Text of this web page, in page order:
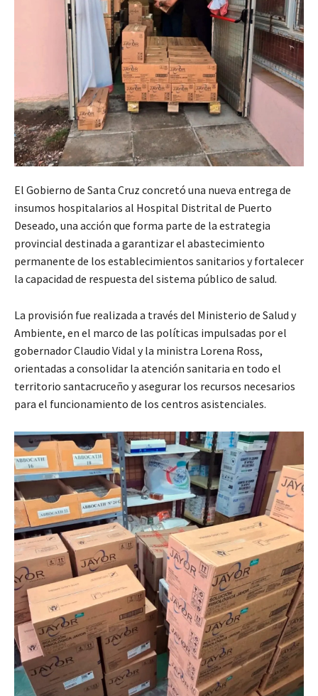
El Gobierno de Santa Cruz concretó una nueva entrega de
insumos hospitalarios al Hospital Distrital de Puerto
Deseado, una acción que forma parte de la estrategia
provincial destinada a garantizar el abastecimiento
permanente de los establecimientos sanitarios y fortalecer
la capacidad de respuesta del sistema público de salud.
La provisión fue realizada a través del Ministerio de Salud y
Ambiente, en el marco de las políticas impulsadas por el
gobernador Claudio Vidal y la ministra Lorena Ross,
orientadas a consolidar la atención sanitaria en todo el
territorio santacruceño y asegurar los recursos necesarios
para el funcionamiento de los centros asistenciales.